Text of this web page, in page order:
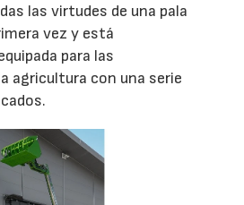
las virtudes de una pala
vez y está
para las
agricultura con una serie